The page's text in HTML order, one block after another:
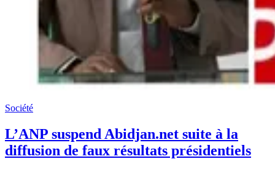
Société
L’ANP suspend Abidjan.net suite à la
diffusion de faux résultats présidentiels